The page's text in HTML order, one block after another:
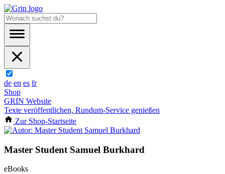
de en es fr
Shop
GRIN Website
Texte veröffentlichen, Rundum-Service genießen
Zur Shop-Startseite
Master Student Samuel Burkhard
eBooks